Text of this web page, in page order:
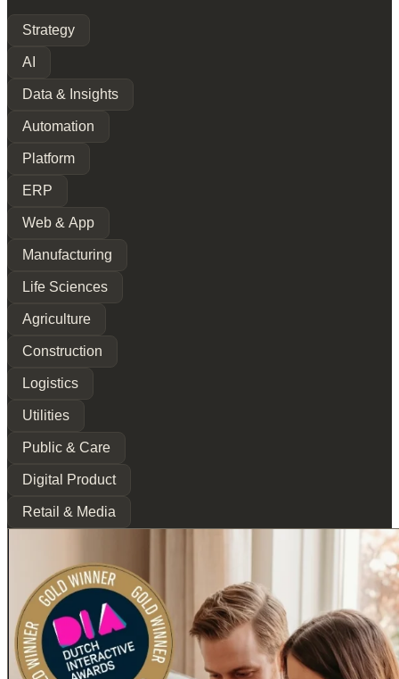
Strategy
AI
Data & Insights
Automation
Platform
ERP
Web & App
Manufacturing
Life Sciences
Agriculture
Construction
Logistics
Utilities
Public & Care
Digital Product
Retail & Media